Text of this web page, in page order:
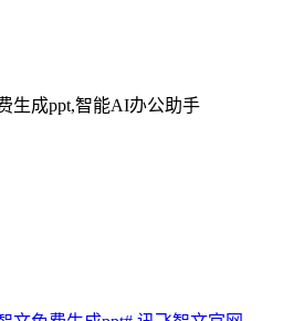
生成ppt,智能AI办公助手